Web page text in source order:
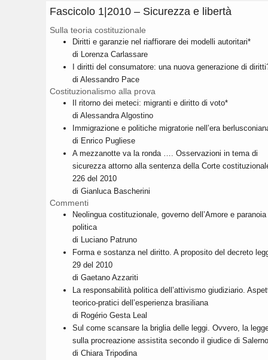
Fascicolo 1|2010 – Sicurezza e libertà
Sulla teoria costituzionale
Diritti e garanzie nel riaffiorare dei modelli autoritari*
di Lorenza Carlassare
I diritti del consumatore: una nuova generazione di
di Alessandro Pace
Costituzionalismo alla prova
Il ritorno dei meteci: migranti e diritto di voto*
di Alessandra Algostino
Immigrazione e politiche migratorie nell’era
di Enrico Pugliese
A mezzanotte va la ronda …. Osservazioni in tema di
sicurezza attorno alla sentenza della Corte
226 del 2010
di Gianluca Bascherini
Commenti
Neolingua costituzionale, governo dell’Amore e paranoia
politica
di Luciano Patruno
Forma e sostanza nel diritto. A proposito del decreto
29 del 2010
di Gaetano Azzariti
La responsabilità politica dell’attivismo giudiziario.
teorico-pratici dell’esperienza brasiliana
di Rogério Gesta Leal
Sul come scansare la briglia delle leggi. Ovvero, la
sulla procreazione assistita secondo il giudice di Salerno
di Chiara Tripodina